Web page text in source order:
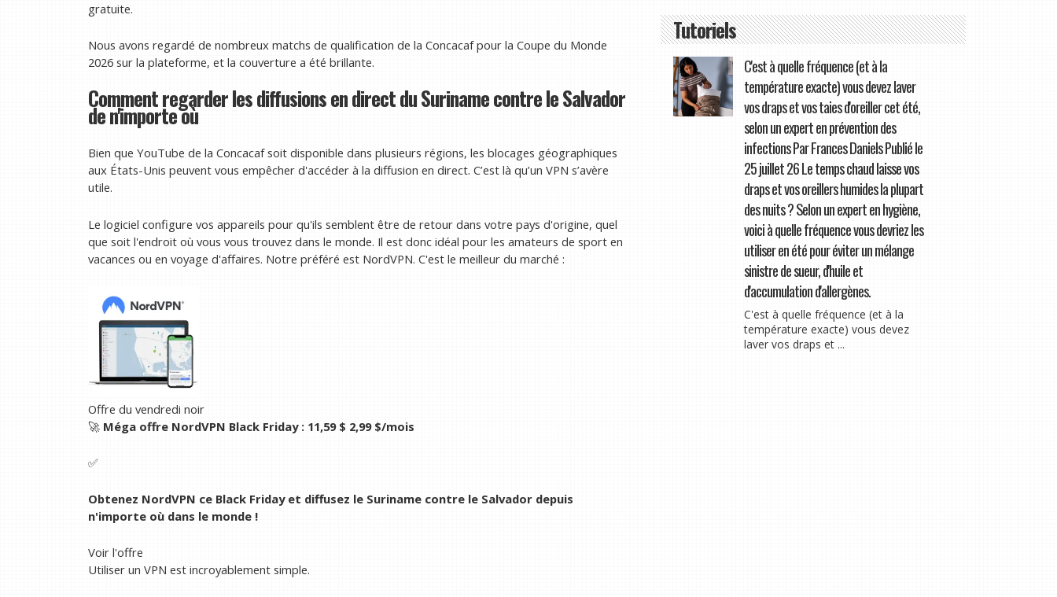
gratuite.
Nous avons regardé de nombreux matchs de qualification de la Concacaf pour la Coupe du Monde
2026 sur la plateforme, et la couverture a été brillante.
Comment regarder les diffusions en direct du Suriname contre le Salvador
de n'importe où
Bien que YouTube de la Concacaf soit disponible dans plusieurs régions, les blocages géographiques
aux États-Unis peuvent vous empêcher d'accéder à la diffusion en direct. C’est là qu’un VPN s’avère
utile.
Le logiciel configure vos appareils pour qu'ils semblent être de retour dans votre pays d'origine, quel
que soit l'endroit où vous vous trouvez dans le monde. Il est donc idéal pour les amateurs de sport en
vacances ou en voyage d'affaires. Notre préféré est NordVPN. C'est le meilleur du marché :
Offre du vendredi noir
🚀 Méga offre NordVPN Black Friday : 11,59 $ 2,99 $/mois
✅
Obtenez NordVPN ce Black Friday et diffusez le Suriname contre le Salvador depuis
n'importe où dans le monde !
Voir l'offre
Utiliser un VPN est incroyablement simple.
Tutoriels
C'est à quelle fréquence (et à la
température exacte) vous devez laver
vos draps et vos taies d'oreiller cet été,
selon un expert en prévention des
infections Par Frances Daniels Publié le
25 juillet 26 Le temps chaud laisse vos
draps et vos oreillers humides la plupart
des nuits ? Selon un expert en hygiène,
voici à quelle fréquence vous devriez les
utiliser en été pour éviter un mélange
sinistre de sueur, d'huile et
d'accumulation d'allergènes.
C'est à quelle fréquence (et à la
température exacte) vous devez
laver vos draps et ...